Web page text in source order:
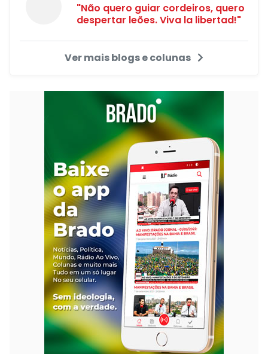
"Não quero guiar cordeiros, quero
despertar leões. Viva la libertad!"
Ver mais blogs e colunas